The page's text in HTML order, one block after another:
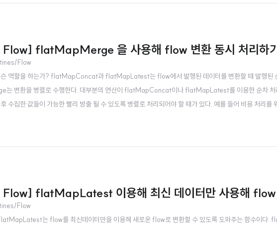
flatMapMerge 을 사용해 flow 변환 동시 처리하
Flow
역할을 하는가? flatMapConcat과 flatMapLatest는 flow에서 발행된 데이터를 변환할 때 발행된 순
변환을 병렬로 수행한다. 대부분의 연산이 flatMapConcat이나 flatMapLatest를 이용한 순차 처
수집한 값들이 가능한 빨리 방출 될 수 있도록 병렬로 처리되어야 할 때가 있다. 예를 들어 비용 처리를
flatMapLatest 이용해 최신 데이터만 사용해 flow
Flow
는 flow를 최신데이터만을 이용해 새로운 flow로 변환할 수 있도록 도와주는 함수이다.